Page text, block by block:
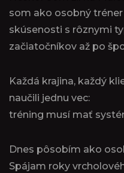
som ako osobný tréner
skúsenosti s rôznymi
začiatočníkov až po
Každá krajina, každý
naučili jednu vec:
tréning musí mať
Dnes pôsobím ako
Spájam roky